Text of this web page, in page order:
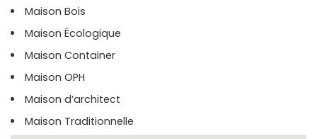
Maison Bois
Maison Écologique
Maison Container
Maison OPH
Maison d’architect
Maison Traditionnelle